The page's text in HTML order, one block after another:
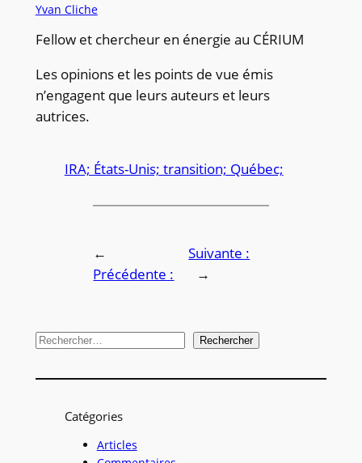
Yvan Cliche
Fellow et chercheur en énergie au CÉRIUM
Les opinions et les points de vue émis
n’engagent que leurs auteurs et leurs
autrices.
IRA; États-Unis; transition; Québec;
←
Précédente :
Suivante :
→
R
c
Rechercher
Catégories
Articles